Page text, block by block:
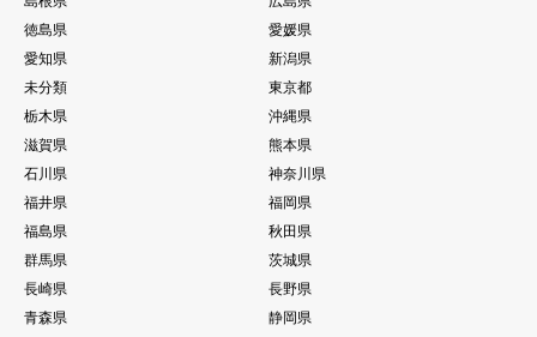
徳島県
愛媛県
愛知県
新潟県
未分類
東京都
栃木県
沖縄県
滋賀県
熊本県
石川県
神奈川県
福井県
福岡県
福島県
秋田県
群馬県
茨城県
長崎県
長野県
青森県
静岡県